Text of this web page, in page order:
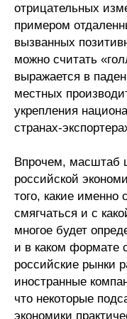
отрицательных
примером
вызванных
можно считать
выражается в
местных
укрепления
странах-
Впрочем, масштаб
российской
того, какие именно
смягчаться и с
многое будет
и в каком формате
российские рынки
иностранные
что некоторые
экономики